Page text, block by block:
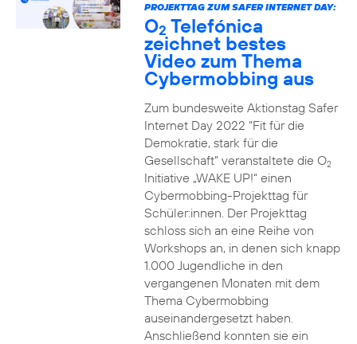
PROJEKTTAG ZUM SAFER INTERNET DAY:
O2 Telefónica
zeichnet bestes
Video zum Thema
Cybermobbing aus
Zum bundesweite Aktionstag Safer
Internet Day 2022 “Fit für die
Demokratie, stark für die
Gesellschaft” veranstaltete die O2
Initiative „WAKE UP!“ einen
Cybermobbing-Projekttag für
Schüler:innen. Der Projekttag
schloss sich an eine Reihe von
Workshops an, in denen sich knapp
1.000 Jugendliche in den
vergangenen Monaten mit dem
Thema Cybermobbing
auseinandergesetzt haben.
Anschließend konnten sie ein